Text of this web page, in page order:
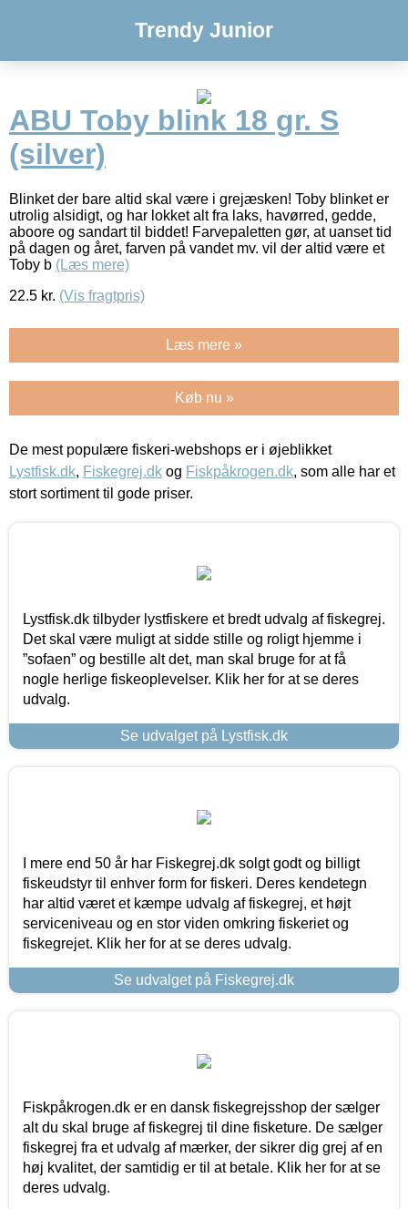
Trendy Junior
ABU Toby blink 18 gr. S
(silver)
Blinket der bare altid skal være i grejæsken! Toby blinket er
utrolig alsidigt, og har lokket alt fra laks, havørred, gedde,
aboore og sandart til biddet! Farvepaletten gør, at uanset tid
på dagen og året, farven på vandet mv. vil der altid være et
Toby b (Læs mere)
22.5 kr. (Vis fragtpris)
Læs mere »
Køb nu »
De mest populære fiskeri-webshops er i øjeblikket
Lystfisk.dk, Fiskegrej.dk og Fiskpåkrogen.dk, som alle har et
stort sortiment til gode priser.
Lystfisk.dk tilbyder lystfiskere et bredt udvalg af fiskegrej.
Det skal være muligt at sidde stille og roligt hjemme i
”sofaen” og bestille alt det, man skal bruge for at få
nogle herlige fiskeoplevelser. Klik her for at se deres
udvalg.
Se udvalget på Lystfisk.dk
I mere end 50 år har Fiskegrej.dk solgt godt og billigt
fiskeudstyr til enhver form for fiskeri. Deres kendetegn
har altid været et kæmpe udvalg af fiskegrej, et højt
serviceniveau og en stor viden omkring fiskeriet og
fiskegrejet. Klik her for at se deres udvalg.
Se udvalget på Fiskegrej.dk
Fiskpåkrogen.dk er en dansk fiskegrejsshop der sælger
alt du skal bruge af fiskegrej til dine fisketure. De sælger
fiskegrej fra et udvalg af mærker, der sikrer dig grej af en
høj kvalitet, der samtidig er til at betale. Klik her for at se
deres udvalg.